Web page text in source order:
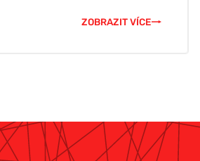
ZOBRAZIT VÍCE